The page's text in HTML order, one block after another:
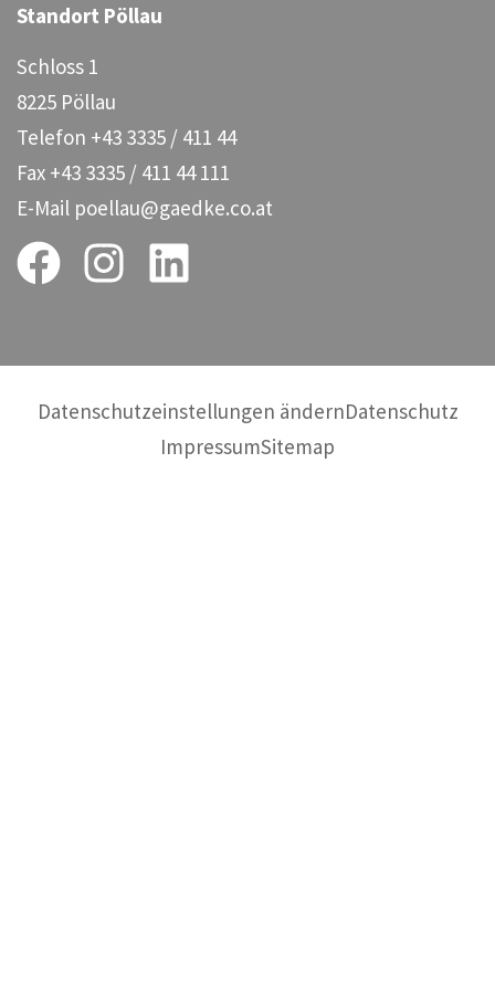
Standort Pöllau
Schloss 1
8225 Pöllau
Telefon +43 3335 / 411 44
Fax +43 3335 / 411 44 111
E-Mail poellau@gaedke.co.at
Datenschutzeinstellungen ändernDatenschutz
ImpressumSitemap